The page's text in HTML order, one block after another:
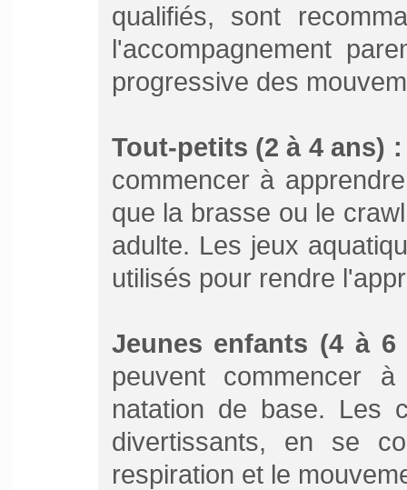
qualifiés, sont
l'accompagnement
progressive des
Tout-petits (2 à 4 ans) :
commencer à
que la brasse ou le
adulte. Les jeux
utilisés pour rendre
Jeunes enfants (4 à
peuvent commencer
natation de base. Les
divertissants, en se
respiration et le